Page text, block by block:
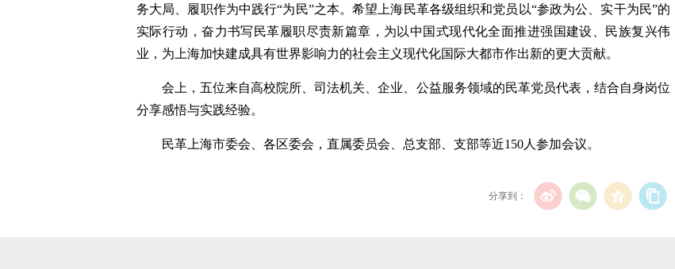
务大局、履职作为中践行“为民”之本。希望上海民革各级组织和党员以“参政为公、实干为民”的
实际行动，奋力书写民革履职尽责新篇章，为以中国式现代化全面推进强国建设、民族复兴伟
业，为上海加快建成具有世界影响力的社会主义现代化国际大都市作出新的更大贡献。
会上，五位来自高校院所、司法机关、企业、公益服务领域的民革党员代表，结合自身岗位
分享感悟与实践经验。
民革上海市委会、各区委会，直属委员会、总支部、支部等近150人参加会议。
分享到：